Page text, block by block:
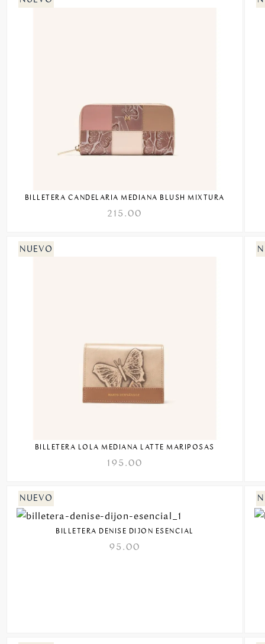
BILLETERA CANDELARIA MEDIANA BLUSH MIXTURA
215.00
BILLETERA LOLA MEDIANA LATTE MARIPOSAS
195.00
BILLETERA DENISE DIJON ESENCIAL
95.00